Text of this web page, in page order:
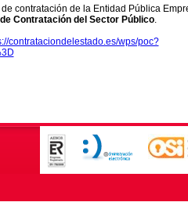
contratación de la Entidad Pública
Contratación del Sector Público.
contrataciondelestado.es/wps/poc?